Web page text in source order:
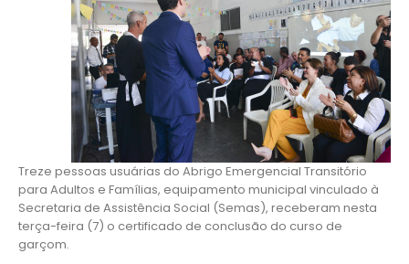
Treze pessoas usuárias do Abrigo Emergencial Transitório
para Adultos e Famílias, equipamento municipal vinculado à
Secretaria de Assistência Social (Semas), receberam nesta
terça-feira (7) o certificado de conclusão do curso de
garçom.